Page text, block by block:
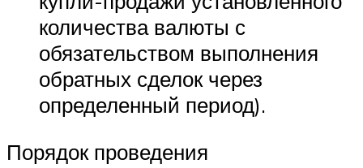
количества валюты с
обязательством выполнения
обратных сделок через
определенный период).
Порядок проведения